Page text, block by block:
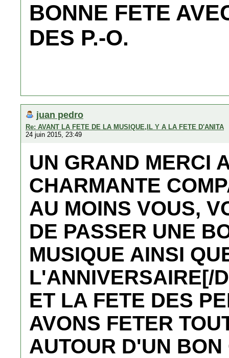
BONNE FETE
DES P.-O.
juan pedro
Re: AVANT LA FETE DE LA MUSIQUE,IL Y A LA FETE D'ANITA
24 juin 2015, 23:49
UN GRAND MERCI
CHARMANTE
AU MOINS VOUS,
DE PASSER UNE
MUSIQUE AINSI
L'ANNIVERSAIRE[/
ET LA FETE DES
AVONS FETER
AUTOUR D'UN